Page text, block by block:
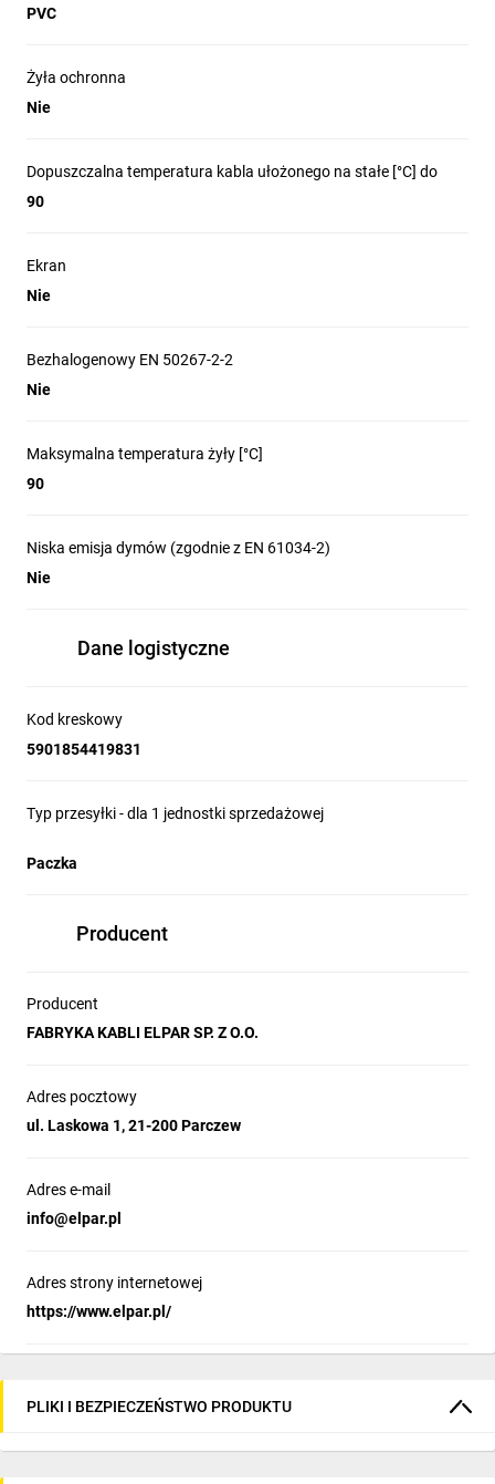
PVC
Żyła ochronna
Nie
Dopuszczalna temperatura kabla ułożonego na stałe [°C] do
90
Ekran
Nie
Bezhalogenowy EN 50267-2-2
Nie
Maksymalna temperatura żyły [°C]
90
Niska emisja dymów (zgodnie z EN 61034-2)
Nie
Dane logistyczne
Kod kreskowy
5901854419831
Typ przesyłki - dla 1 jednostki sprzedażowej
Paczka
Producent
Producent
FABRYKA KABLI ELPAR SP. Z O.O.
Adres pocztowy
ul. Laskowa 1, 21-200 Parczew
Adres e-mail
info@elpar.pl
Adres strony internetowej
https://www.elpar.pl/
PLIKI I BEZPIECZEŃSTWO PRODUKTU